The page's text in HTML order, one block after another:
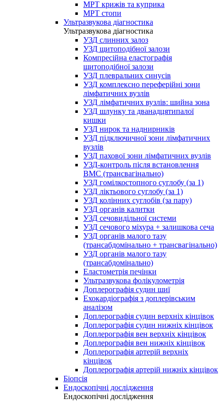
МРТ крижів та куприка
МРТ стопи
Ультразвукова діагностика
Ультразвукова діагностика
УЗД слинних залоз
УЗД щитоподібної залози
Компресійна еластографія
щитоподібної залози
УЗД плевральних синусів
УЗД комплексно переферійні зони
лімфатичних вузлів
УЗД лімфатичних вузлів: шийна зона
УЗД шлунку та дванадцятипалої
кишки
УЗД нирок та наднирників
УЗД підключичної зони лімфатичних
вузлів
УЗД пахової зони лімфатичних вузлів
УЗД-контроль після встановлення
ВМС (трансвагінально)
УЗД гомілкостопного суглобу (за 1)
УЗД ліктьового суглобу (за 1)
УЗД колінних суглобів (за пару)
УЗД органів калитки
УЗД сечовидільної системи
УЗД сечового міхура + залишкова сеча
УЗД органів малого тазу
(трансабдомінально + трансвагінально)
УЗД органів малого тазу
(трансабдомінально)
Еластометрія печінки
Ультразвукова фолікулометрія
Доплерографія судин шиї
Ехокардіографія з доплерівським
аналізом
Доплерографія судин верхніх кінцівок
Доплерографія судин нижніх кінцівок
Доплерографія вен верхніх кінцівок
Доплерографія вен нижніх кінцівок
Доплерографія артерій верхніх
кінцівок
Доплерографія артерій нижніх кінцівок
Біопсія
Ендоскопічні дослідження
Ендоскопічні дослідження